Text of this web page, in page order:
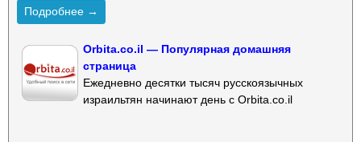
Подробнее →
Orbita.co.il — Популярная домашняя
страница
Ежедневно десятки тысяч русскоязычных
израильтян начинают день с Orbita.co.il